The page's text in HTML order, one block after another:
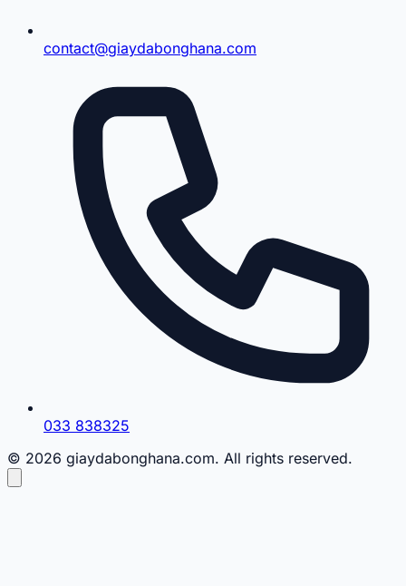
contact@giaydabonghana.com
033 838325
© 2026 giaydabonghana.com. All rights reserved.